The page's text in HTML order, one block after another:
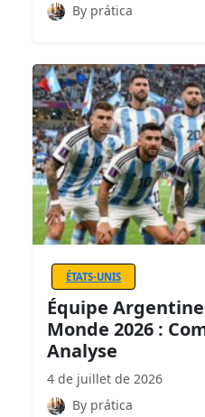
By prática
ÉTATS-UNIS
Équipe
Monde 2026 :
Analyse
4 de juillet de 2026
By prática